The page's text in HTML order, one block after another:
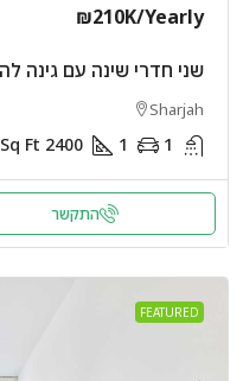
₪210K/Yearly
שני חדרי שינה עם גינה
Sharjah
1
1
2400
Sq Ft
התקשר
FEATURED